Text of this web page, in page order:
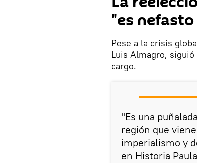
"es
Pese a la crisis
Luis Almagro,
cargo.
"Es una
región que
imperialismo y
en Historia